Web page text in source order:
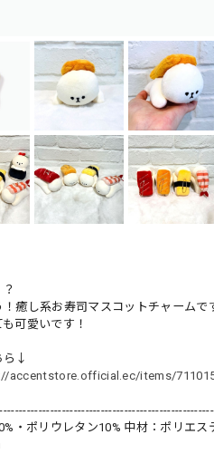
！癒し系お寿司マスコットチャーム
可愛いです！
ら↓
accentstore.official.ec/items/
・ポリウレタン10% 中材：ポリエス